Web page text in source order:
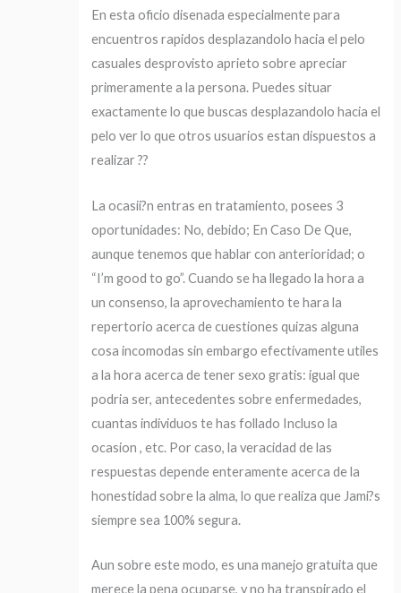
En esta oficio disenada especialmente para
encuentros rapidos desplazandolo hacia el pelo
casuales desprovisto aprieto sobre apreciar
primeramente a la persona. Puedes situar
exactamente lo que buscas desplazandolo hacia el
pelo ver lo que otros usuarios estan dispuestos a
realizar ??
La ocasii?n entras en tratamiento, posees 3
oportunidades: No, debido; En Caso De Que,
aunque tenemos que hablar con anterioridad; o
“I’m good to go”. Cuando se ha llegado la hora a
un consenso, la aprovechamiento te hara la
repertorio acerca de cuestiones quizas alguna
cosa incomodas sin embargo efectivamente utiles
a la hora acerca de tener sexo gratis: igual que
podri­a ser, antecedentes sobre enfermedades,
cuantas individuos te has follado Incluso la
ocasion , etc. Por caso, la veracidad de las
respuestas depende enteramente acerca de la
honestidad sobre la alma, lo que realiza que Jami?s
siempre sea 100% segura.
Aun sobre este modo, es una manejo gratuita que
merece la pena ocuparse, y no ha transpirado el